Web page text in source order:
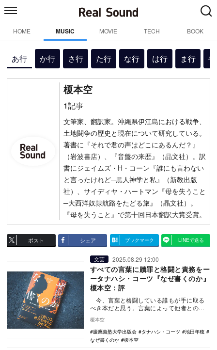
HOME MUSIC MOVIE TECH BOOK
あ行 か行 さ行 た行 な行 は行 ま行
榎本空
1記事
文筆家、翻訳家。沖縄県伊江島における戦争、
土地闘争の歴史と現在について研究している。
著書に『それで君の声はどこにあるんだ？』
（岩波書店）、『音盤の来歴』（晶文社）。訳
書にジェイムズ・H・コーン『誰にも言わない
と言ったけれど─黒人神学と私』（新教出版
社）、サイディヤ・ハートマン『母を失うこと
─大西洋奴隷航路をたどる旅』（晶文社）。
『母を失うこと』で第十回日本翻訳大賞受賞。
ポスト シェア ブックマーク LINEで送る
文芸 2025.08.29 12:00
すべての言葉に贖罪と格闘と責務をー
ータナハシ・コーツ『なぜ書くのか』
榎本空：評
今、言葉と格闘している誰もが手に取る
べき本だと思う。言葉によって他者とのつ
しどの…
榎本空
慶應義塾大学出版会
タナハシ・コーツ
池田年穂
なぜ書くのか
榎本空